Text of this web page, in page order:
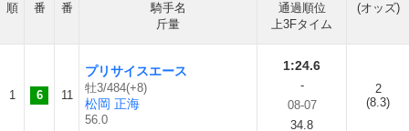
順
番
番
騎手名
斤量
通過順位
上3Fタイム
(オッズ)
1 6 11
プリサイスエース
牡3/484(+8)
松岡 正海
56.0
1:24.6
-
08-07
34.8
2
(8.3)